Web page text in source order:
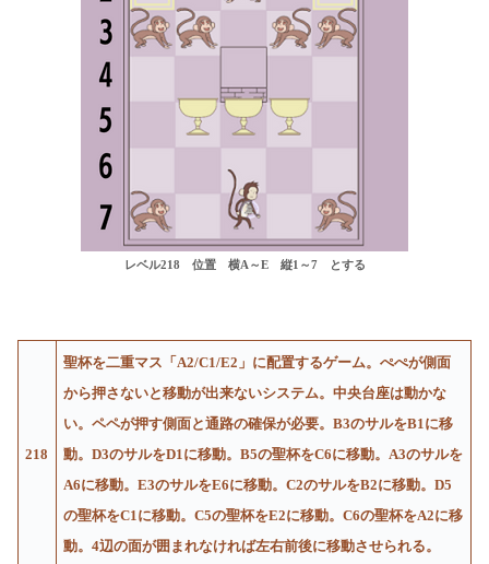
レベル218 位置 横A～E 縦1～7 とする
218
聖杯を二重マス「A2/C1/E2」に配置するゲーム。ぺぺが側面
から押さないと移動が出来ないシステム。中央台座は動かな
い。ペペが押す側面と通路の確保が必要。B3のサルをB1に移
動。D3のサルをD1に移動。B5の聖杯をC6に移動。A3のサルを
A6に移動。E3のサルをE6に移動。C2のサルをB2に移動。D5
の聖杯をC1に移動。C5の聖杯をE2に移動。C6の聖杯をA2に移
動。4辺の面が囲まれなければ左右前後に移動させられる。